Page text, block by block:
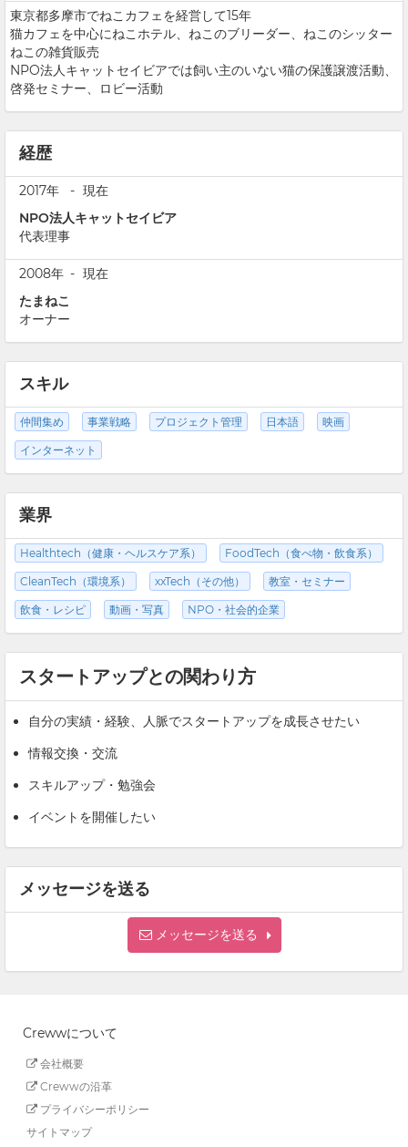
東京都多摩市でねこカフェを経営して15年
猫カフェを中心にねこホテル、ねこのブリーダー、ねこのシッター
ねこの雑貨販売
NPO法人キャットセイビアでは飼い主のいない猫の保護譲渡活動、
啓発セミナー、ロビー活動
経歴
2017年 - 現在
NPO法人キャットセイビア
代表理事
2008年 - 現在
たまねこ
オーナー
スキル
仲間集め 事業戦略 プロジェクト管理 日本語 映画
インターネット
業界
Healthtech（健康・ヘルスケア系） FoodTech（食べ物・飲食系）
CleanTech（環境系） xxTech（その他） 教室・セミナー
飲食・レシピ 動画・写真 NPO・社会的企業
スタートアップとの関わり方
自分の実績・経験、人脈でスタートアップを成長させたい
情報交換・交流
スキルアップ・勉強会
イベントを開催したい
メッセージを送る
メッセージを送る
Crewwについて
会社概要
Crewwの沿革
プライバシーポリシー
サイトマップ